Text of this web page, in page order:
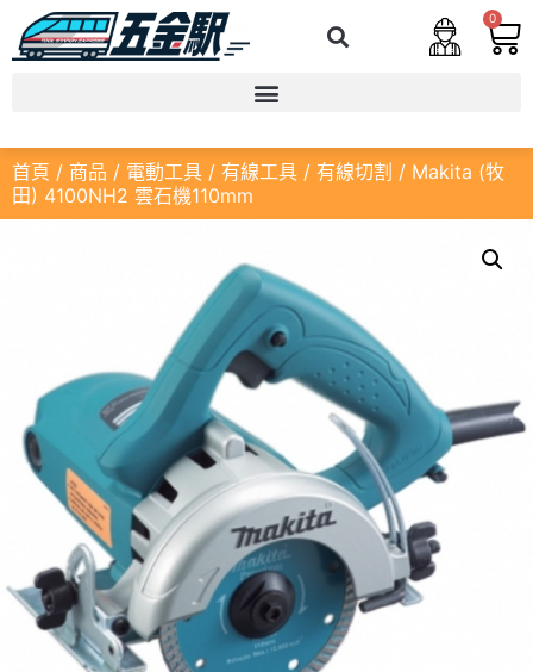
0
首頁 / 商品 / 電動工具 / 有線工具 / 有線切割 / Makita (牧
田) 4100NH2 雲石機110mm